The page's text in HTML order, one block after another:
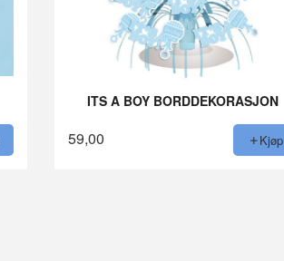
ITS A BOY BORDDEKORASJON
59,00 Kjøp